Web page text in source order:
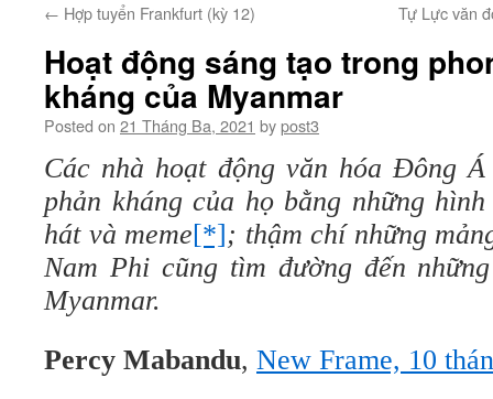
← Hợp tuyển Frankfurt (kỳ 12) Tự Lực văn
Hoạt động sáng tạo trong
kháng của Myanmar
Posted on 21 Tháng Ba, 2021 bypost3
Các nhà hoạt động văn hóa Đông
phản kháng của họbằng những
hát và meme[*]; thậm chínhững mản
Nam Phi cũng tìm đường đến
Myanmar.
Percy Mabandu, New Frame, 10